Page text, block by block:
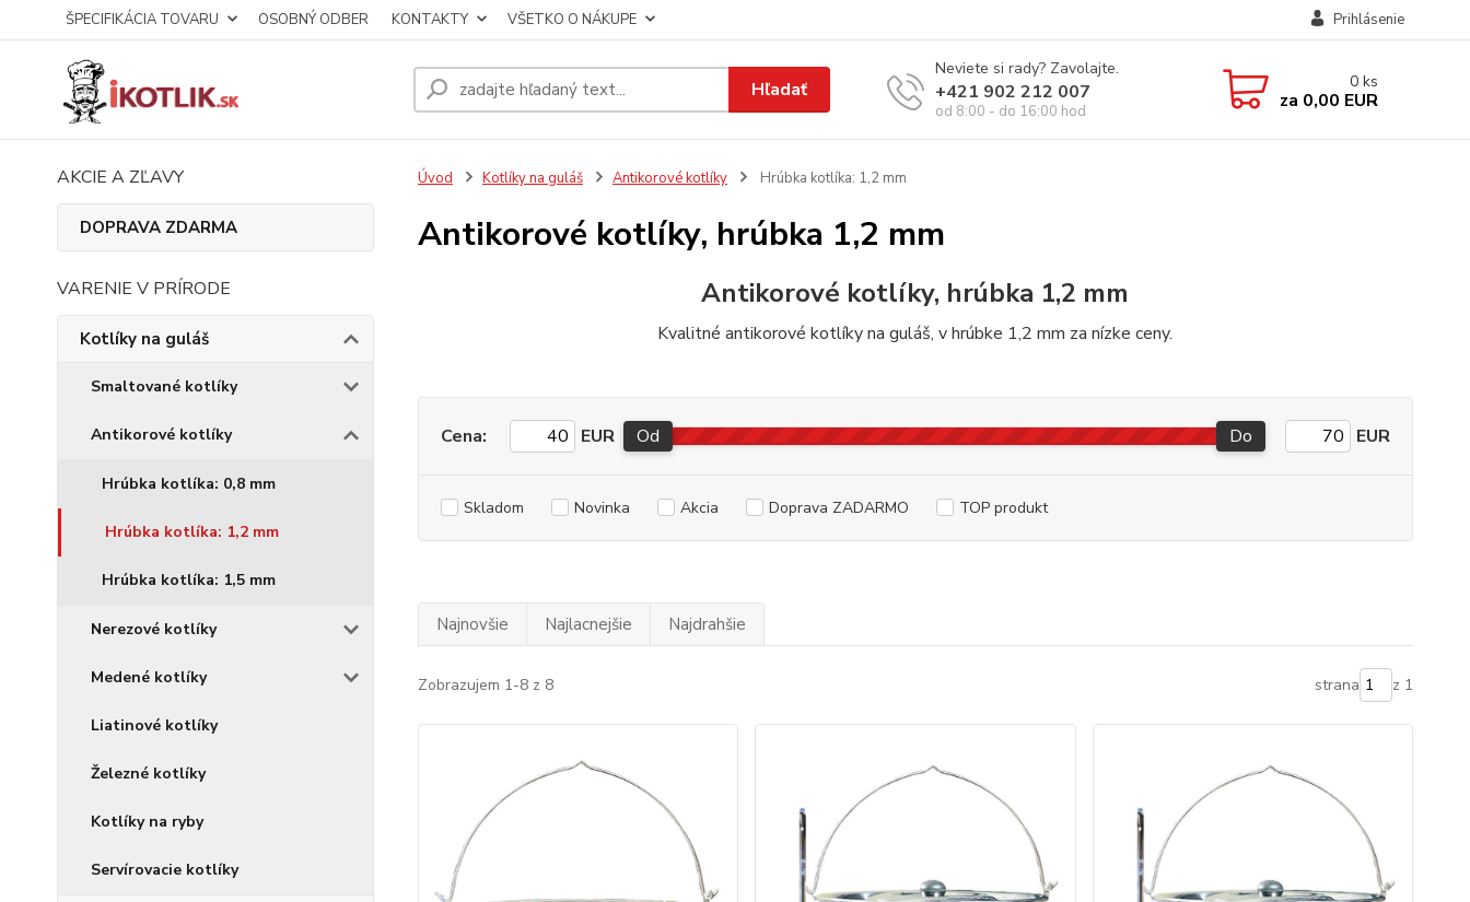
ŠPECIFIKÁCIA TOVARU OSOBNÝ ODBER KONTAKTY VŠETKO O NÁKUPE Prihlásenie
Hľadať
Neviete si rady? Zavolajte.
+421 902 212 007
od 8:00 - do 16:00 hod
0 ks
za 0,00 EUR
AKCIE A ZĽAVY
DOPRAVA ZDARMA
VARENIE V PRÍRODE
Kotlíky na guláš
Smaltované kotlíky
Antikorové kotlíky
Hrúbka kotlíka: 0,8 mm
Hrúbka kotlíka: 1,2 mm
Hrúbka kotlíka: 1,5 mm
Nerezové kotlíky
Medené kotlíky
Liatinové kotlíky
Železné kotlíky
Kotlíky na ryby
Servírovacie kotlíky
Úvod Kotlíky na guláš Antikorové kotlíky Hrúbka kotlíka: 1,2 mm
Antikorové kotlíky, hrúbka 1,2 mm
Antikorové kotlíky, hrúbka 1,2 mm
Kvalitné antikorové kotlíky na guláš, v hrúbke 1,2 mm za nízke ceny.
Cena: EUR Od Do EUR
Skladom Novinka Akcia Doprava ZADARMO TOP produkt
Najnovšie Najlacnejšie Najdrahšie
Zobrazujem 1-8 z 8 strana z 1